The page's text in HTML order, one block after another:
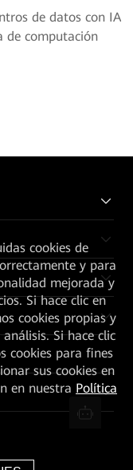
de datos con IA
de computación
cookies de
y para
mejorada y
Si hace clic en
cookies propias y
Si hace clic
cookies para fines
sus cookies en
en nuestra Política